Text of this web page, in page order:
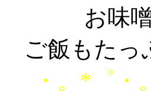
お味
ご飯もたっ
・。*゜